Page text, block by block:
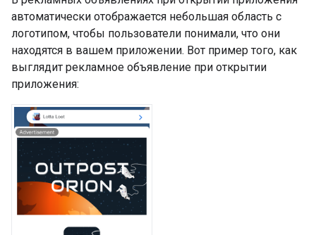
автоматически отображается небольшая область с
логотипом, чтобы пользователи понимали, что они
находятся в вашем приложении. Вот пример того, как
выглядит рекламное объявление при открытии
приложения: